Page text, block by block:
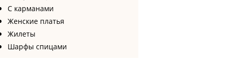
С карманами
Женские платья
Жилеты
Шарфы спицами